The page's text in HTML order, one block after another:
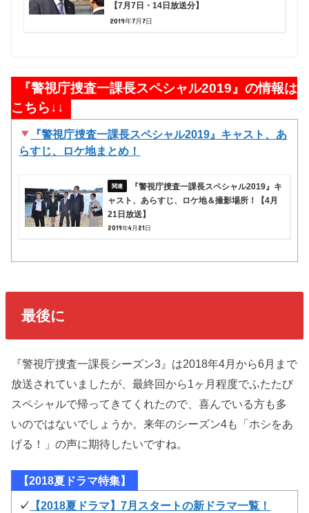
【7月7日・14日放送分】
2019年7月7日
『警視庁捜査一課長スペシャル2019』の情報は
こちら↓↓
『警視庁捜査一課長スペシャル2019』キャスト、あ
らすじ、ロケ地まとめ！
『警視庁捜査一課長スペシャル2019』キ
ャスト、あらすじ、ロケ地＆撮影場所！【4月
21日放送】
2019年4月21日
最後に
『警視庁捜査一課長シーズン3』は2018年4月から6月まで
放送されていましたが、最終回から1ヶ月程度でふたたび
スペシャルで帰ってきてくれたので、喜んでいる方も多
いのではないでしょうか。来年のシーズン4も「ホシをあ
げる！」の声に期待したいですね。
【2018夏ドラマ特集】
✓ 【2018夏ドラマ】7月スタートの新ドラマ一覧！